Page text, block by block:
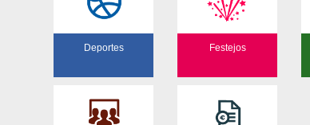
Deportes Festejos